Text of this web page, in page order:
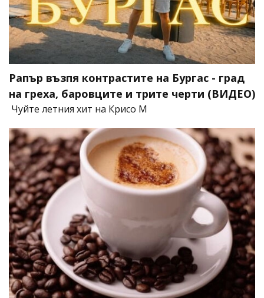
Рапър възпя контрастите на Бургас - град
на греха, баровците и трите черти (ВИДЕО)
Чуйте летния хит на Крисо М